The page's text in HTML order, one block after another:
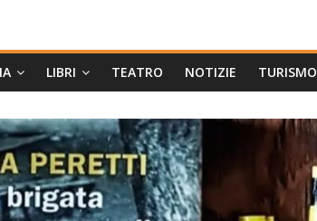
LIBRI TEATRO NOTIZIE TURISMO